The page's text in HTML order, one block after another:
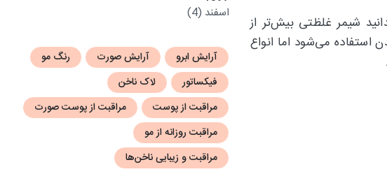
شیمر غلظتی بیش‌تر از
استفاده می‌شود اما انواع
اسفند (4)
آرایش ابرو آرایش صورت
رنگ مو
فیکساتور
لاک ناخن
مراقبت از پوست
مراقبت از پوست صورت
مراقبت روزانه از مو
مراقبت و زیبایی ناخن‌ها